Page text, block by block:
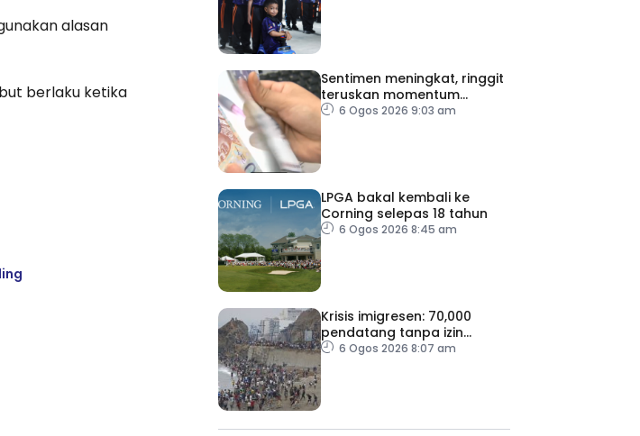
alasan
berlaku ketika
Sentimen meningkat, ringgit
teruskan momentum
mengukuh berbanding
6 Ogos 2026 9:03 am
LPGA bakal kembali ke
Corning selepas 18 tahun
6 Ogos 2026 8:45 am
Krisis imigresen: 70,000
pendatang tanpa izin
dipulangkan ke Maghribi
6 Ogos 2026 8:07 am